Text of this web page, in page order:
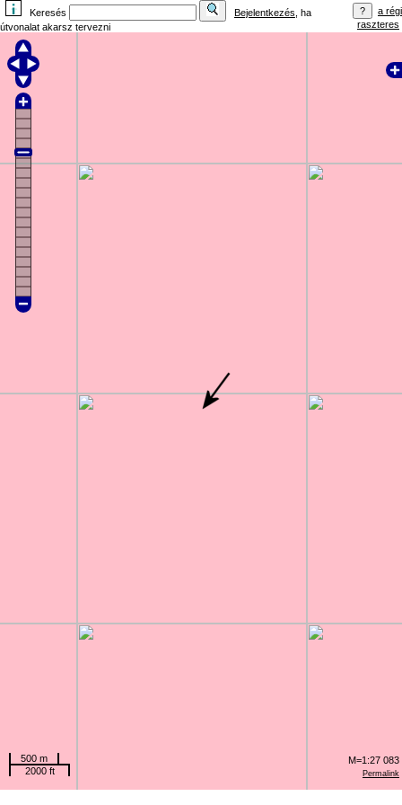
Keresés Bejelentkezés , ha
útvonalat akarsz tervezni
a régi
raszteres
Permalink
500 m
2000 ft
M=1:27 083